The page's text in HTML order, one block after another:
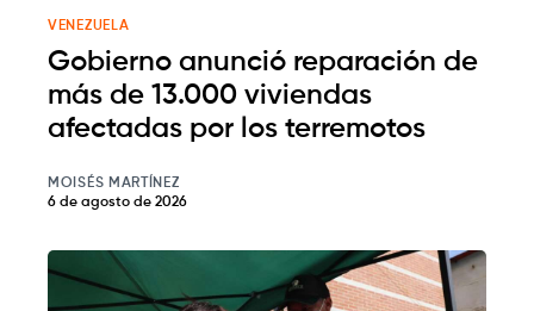
VENEZUELA
Gobierno anunció reparación de
más de 13.000 viviendas
afectadas por los terremotos
MOISÉS MARTÍNEZ
6 de agosto de 2026